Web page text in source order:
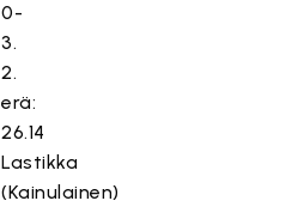
0-
3.
2.
erä:
26.14
Lastikka
(Kainulainen)